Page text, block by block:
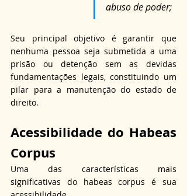
abuso de poder;
Seu principal objetivo é garantir que
nenhuma pessoa seja submetida a uma
prisão ou detenção sem as devidas
fundamentações legais, constituindo um
pilar para a manutenção do estado de
direito.
Acessibilidade do Habeas
Corpus
Uma das características mais
significativas do habeas corpus é sua